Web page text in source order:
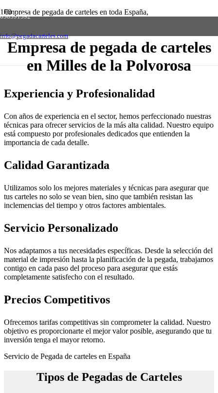
658591592
info@pegadacarteles.com
Empresa de pegada de carteles en toda España,
solicite presupuesto sin compromiso
Empresa de pegada de carteles
en Milles de la Polvorosa
Experiencia y Profesionalidad
Con años de experiencia en el sector, hemos perfeccionado nuestras
técnicas para ofrecer servicios de la más alta calidad. Nuestro equipo
está compuesto por profesionales dedicados que entienden la
importancia de cada detalle.
Calidad Garantizada
Utilizamos solo los mejores materiales y técnicas para asegurar que
tus carteles no solo se vean bien, sino que también resistan las
inclemencias del tiempo y otros factores ambientales.
Servicio Personalizado
Nos adaptamos a tus necesidades específicas. Desde la selección del
material de impresión hasta la planificación de la pegada, trabajamos
contigo en cada paso del proceso para asegurar que estás
completamente satisfecho con el resultado.
Precios Competitivos
Ofrecemos tarifas competitivas sin comprometer la calidad. Nuestro
objetivo es proporcionarte el mejor valor posible, asegurando que tu
inversión tenga el mayor retorno.
Servicio de Pegada de carteles en España
Tipos de Pegadas de Carteles